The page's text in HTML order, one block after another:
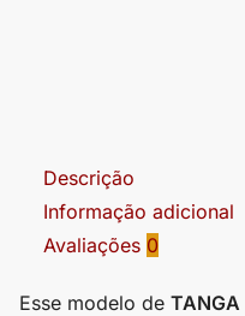
Descrição
Informação adicional
Avaliações 0
Esse modelo de TANGA